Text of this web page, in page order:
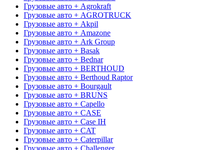
Грузовые авто + Agrokraft
Грузовые авто + AGROTRUCK
Грузовые авто + Akpil
Грузовые авто + Amazone
Грузовые авто + Ark Group
Грузовые авто + Basak
Грузовые авто + Bednar
Грузовые авто + BERTHOUD
Грузовые авто + Berthoud Raptor
Грузовые авто + Bourgault
Грузовые авто + BRUNS
Грузовые авто + Capello
Грузовые авто + CASE
Грузовые авто + Case IH
Грузовые авто + CAT
Грузовые авто + Caterpillar
Грузовые авто + Challenger